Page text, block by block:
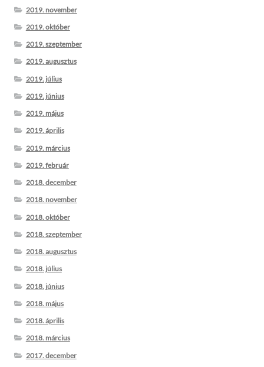
2019. november
2019. október
2019. szeptember
2019. augusztus
2019. július
2019. június
2019. május
2019. április
2019. március
2019. február
2018. december
2018. november
2018. október
2018. szeptember
2018. augusztus
2018. július
2018. június
2018. május
2018. április
2018. március
2017. december